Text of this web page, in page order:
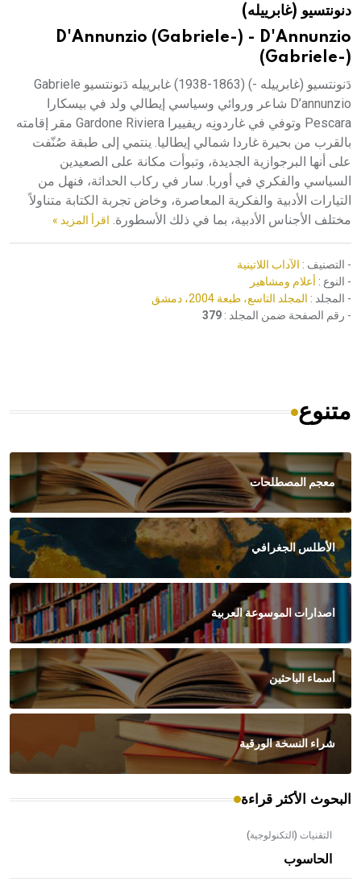
هيئة الموسوعة العربية تطلق موسوعات جديدة في عام 2026دنونتسيو (غابرييله)
D'Annunzio (Gabriele-) - D'Annunzio
(Gabriele-)
دَنونتسيو (غابرييله -) (1863-1938) غابرييله دَنونتسيو Gabriele
D’annunzio شاعر وروائي وسياسي إيطالي ولد في بيسكارا
Pescara وتوفي في غاردونِه ريفييرا Gardone Riviera مقر إقامته
بالقرب من بحيرة غاردا شمالي إيطاليا. ينتمي إلى طبقة صُنّفت
على أنها البرجوازية الجديدة، وتبوأت مكانة على الصعيدين
السياسي والفكري في أوربا. سار في ركاب الحداثة، فنهل من
التيارات الأدبية والفكرية المعاصرة، وخاض تجربة الكتابة متناولاً
مختلف الأجناس الأدبية، بما في ذلك الأسطورة. اقرأ المزيد »
- التصنيف : الآداب اللاتينية
- النوع : أعلام ومشاهير
- المجلد : المجلد التاسع، طبعة 2004، دمشق
- رقم الصفحة ضمن المجلد : 379
متنوع
معجم المصطلحات
الأطلس الجغرافي
اصدارات الموسوعة العربية
أسماء الباحثين
شراء النسخة الورقية
البحوث الأكثر قراءة
التقنيات (التكنولوجية)
الحاسوب